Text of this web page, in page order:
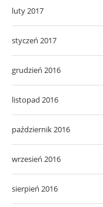
luty 2017
styczeń 2017
grudzień 2016
listopad 2016
październik 2016
wrzesień 2016
sierpień 2016